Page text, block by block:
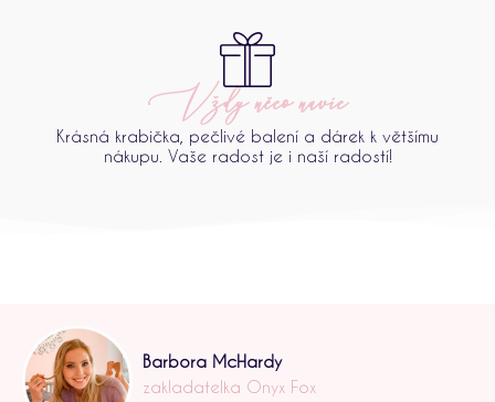
Vždy něco navíc
Krásná krabička, pečlivé balení a dárek k většímu
nákupu. Vaše radost je i naší radostí!
Barbora McHardy
zakladatelka Onyx Fox